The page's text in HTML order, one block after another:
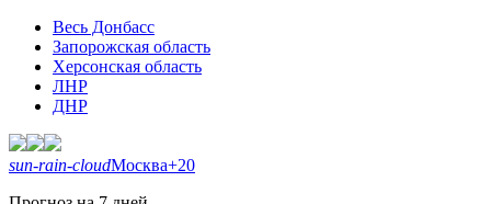
Весь Донбасс
Запорожская область
Херсонская область
ЛНР
ДНР
sun-rain-cloudМосква+20